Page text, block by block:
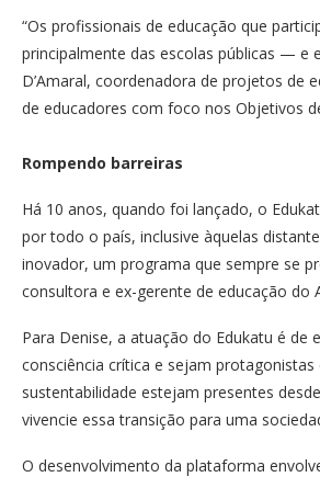
“Os profissionais de educação que
principalmente das escolas públicas — e
D’Amaral, coordenadora de projetos de
de educadores com foco nos Objetivos
Rompendo barreiras
Há 10 anos, quando foi lançado, o
por todo o país, inclusive àquelas
inovador, um programa que sempre se
consultora e ex-gerente de educação do
Para Denise, a atuação do Edukatu é
consciência crítica e sejam
sustentabilidade estejam presentes
vivencie essa transição para uma
O desenvolvimento da plataforma